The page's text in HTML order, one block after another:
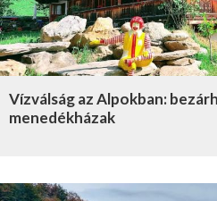
Vízválság az Alpokban:
menedékházak